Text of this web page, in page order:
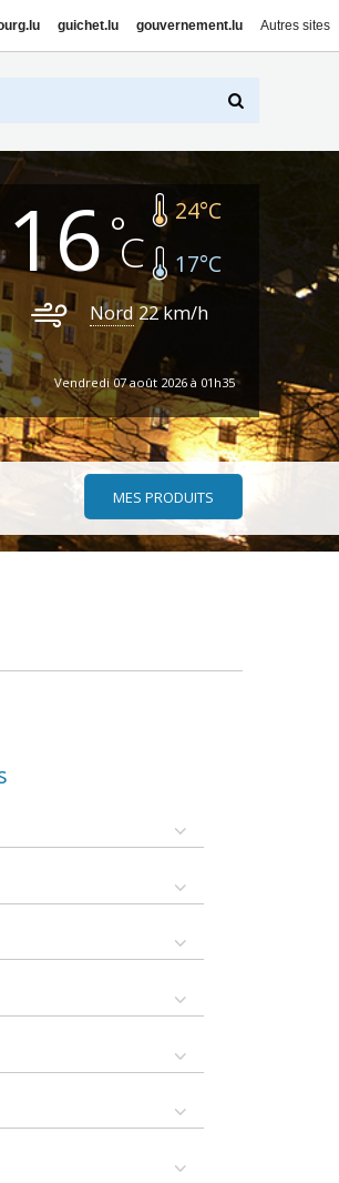
guichet.lu gouvernement.lu Autres sites
16 24°C
17°C
Nord 22km/h
Vendredi 07 août 2026 à 01h35
MES PRODUITS